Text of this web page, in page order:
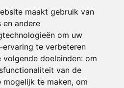
maakt gebruik van
en andere
om uw
ervaring te verbeteren
volgende doeleinden: om
van de
mogelijk te maken, om